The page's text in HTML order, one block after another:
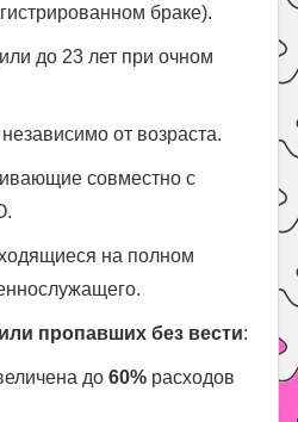
браке).
до 23 лет при очном
от возраста.
совместно с
на полном
пропавших без вести:
до60% расходов